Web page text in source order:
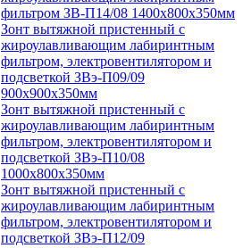
фильтром ЗВ-П14/08 1400х800х350мм
Зонт вытяжной пристенный с
жироулавливающим лабиринтным
фильтром, электровентилятором и
подсветкой ЗВэ-П09/09
900х900х350мм
Зонт вытяжной пристенный с
жироулавливающим лабиринтным
фильтром, электровентилятором и
подсветкой ЗВэ-П10/08
1000х800х350мм
Зонт вытяжной пристенный с
жироулавливающим лабиринтным
фильтром, электровентилятором и
подсветкой ЗВэ-П12/09